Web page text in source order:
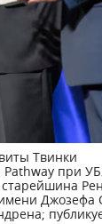
Твинки
Pathway при
Джозефа